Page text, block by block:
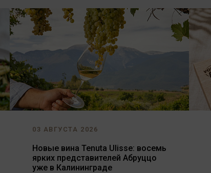
03 АВГУСТА 2026
Новые вина Tenuta Ulisse: восемь
ярких представителей Абруццо
уже в Калининграде